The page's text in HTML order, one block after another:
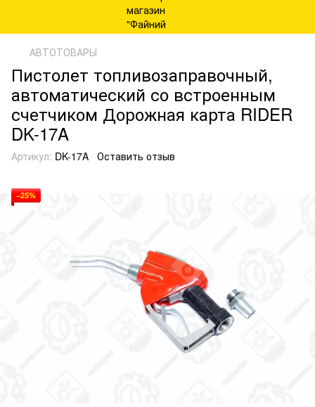
АВТОТОВАРЫ
Пистолет топливозаправочный,
автоматический со встроенным
счетчиком Дорожная карта RIDER
DK-17A
Артикул: DK-17A Оставить отзыв
−25%